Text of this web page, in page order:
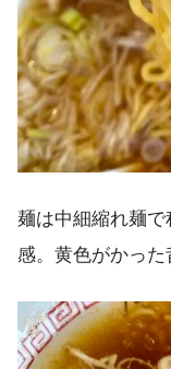
麺は中細縮れ麺
感。黄色がかっ